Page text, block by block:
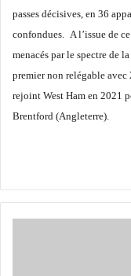
passes décisives, en 36
confondues.
A l’issue de
menacés par le spectre de
premier non relégable avec
rejoint West Ham en 2021
Brentford (Angleterre).